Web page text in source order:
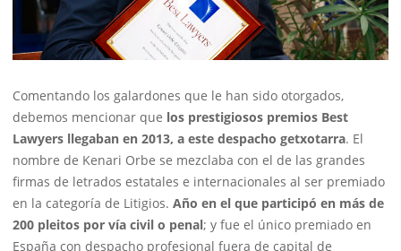
Comentando los galardones que le han sido otorgados,
debemos mencionar que los prestigiosos premios Best
Lawyers llegaban en 2013, a este despacho getxotarra. El
nombre de Kenari Orbe se mezclaba con el de las grandes
firmas de letrados estatales e internacionales al ser premiado
en la categoría de Litigios. Año en el que participó en más de
200 pleitos por vía civil o penal; y fue el único premiado en
España con despacho profesional fuera de capital de